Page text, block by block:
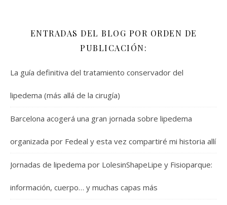
ENTRADAS DEL BLOG POR ORDEN DE
PUBLICACIÓN:
La guía definitiva del tratamiento conservador del
lipedema (más allá de la cirugía)
Barcelona acogerá una gran jornada sobre lipedema
organizada por Fedeal y esta vez compartiré mi historia allí
Jornadas de lipedema por LolesinShapeLipe y Fisioparque:
información, cuerpo… y muchas capas más